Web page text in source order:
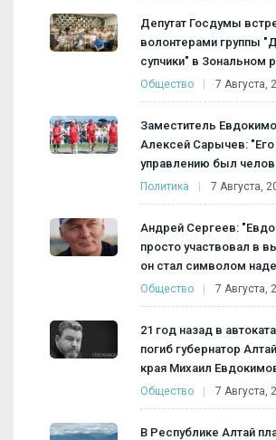
Депутат Госдумы
волонтерами группы
супчики" в Зональном
Общество 7 Августа,
Заместитель
Алексей Сарычев:
управлению был
Политика 7 Августа,
Андрей Сергеев:
просто участвовал в
он стал символом
Общество 7 Августа,
21 год назад в
погиб губернатор
края Михаил
Общество 7 Августа,
В Республике Алтай